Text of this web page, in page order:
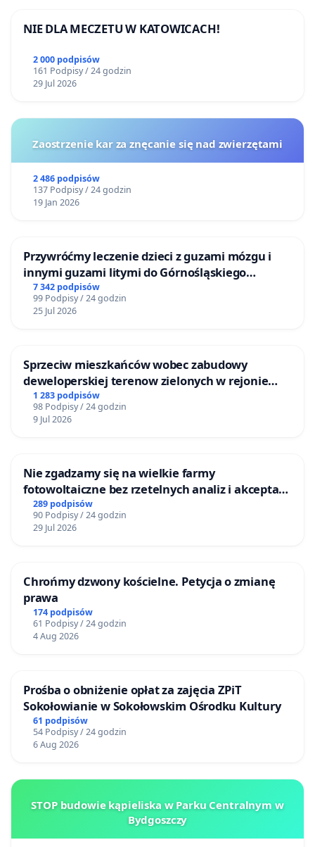
NIE DLA MECZETU W KATOWICACH!
2 000 podpisów
161 Podpisy / 24 godzin
29 Jul 2026
Zaostrzenie kar za znęcanie się nad zwierzętami
2 486 podpisów
137 Podpisy / 24 godzin
19 Jan 2026
Przywróćmy leczenie dzieci z guzami mózgu i
innymi guzami litymi do Górnośląskiego
Centrum Zdrowia Dziecka w Katowicach
7 342 podpisów
99 Podpisy / 24 godzin
25 Jul 2026
Sprzeciw mieszkańców wobec zabudowy
deweloperskiej terenow zielonych w rejonie
Bulwarów Straceńskich w Bielsku-Białej
1 283 podpisów
98 Podpisy / 24 godzin
9 Jul 2026
Nie zgadzamy się na wielkie farmy
fotowoltaiczne bez rzetelnych analiz i akceptacji
mieszkańców
289 podpisów
90 Podpisy / 24 godzin
29 Jul 2026
Chrońmy dzwony kościelne. Petycja o zmianę
prawa
174 podpisów
61 Podpisy / 24 godzin
4 Aug 2026
Prośba o obniżenie opłat za zajęcia ZPiT
Sokołowianie w Sokołowskim Ośrodku Kultury
61 podpisów
54 Podpisy / 24 godzin
6 Aug 2026
STOP budowie kąpieliska w Parku Centralnym w
Bydgoszczy